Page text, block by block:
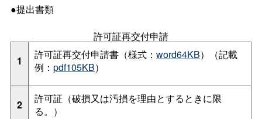
●提出書類
許可証再交付申請
1
許可証再交付申請書（様式： word64KB）（記載
例： pdf105KB）
2
許可証（破損又は汚損を理由とするときに限
る。）